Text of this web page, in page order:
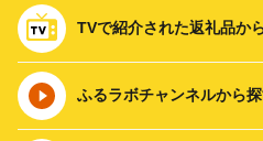
TVで紹介された返礼品か
ふるラボチャンネルから